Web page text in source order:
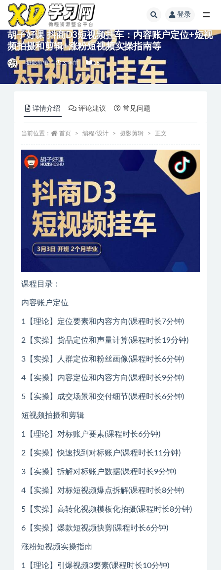
登录
胡子好课 抖商D3短视频挂车：内容账户定位+短视
频拍摄和剪辑+涨粉短视频实操指南等
摄影剪辑 3 年前 15
详情介绍 评论建议 常见问题
当前位置： 首页 编程/设计 摄影剪辑 正文
课程目录：
内容账户定位
1【理论】定位要素和内容方向(课程时长7分钟)
2【实操】货品定位和声量计算(课程时长19分钟)
3【实操】人群定位和粉丝画像(课程时长6分钟)
4【实操】内容定位和内容方向(课程时长9分钟)
5【实操】成交场景和交付细节(课程时长6分钟)
短视频拍摄和剪辑
1【理论】对标账户要素(课程时长6分钟)
2【实操】快速找到对标账户(课程时长11分钟)
3【实操】拆解对标账户数据(课程时长9分钟)
4【实操】对标短视频爆点拆解(课程时长8分钟)
5【实操】高转化视频模板化拍摄(课程时长8分钟)
6【实操】爆款短视频快剪(课程时长6分钟)
涨粉短视频实操指南
1【理论】引爆视频3要素(课程时长10分钟)